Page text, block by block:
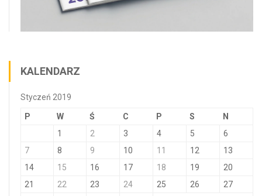
KALENDARZ
Styczeń 2019
P W Ś C P S N
1 2 3 4 5
6
7
8 9 10 11 12
13
14
15 16 17 18 19
20
21
22 23 24 25 26
27